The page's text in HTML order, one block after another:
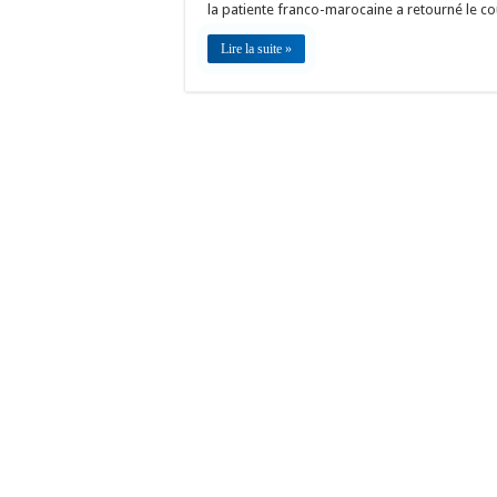
la patiente franco-marocaine a retourné le
Lire la suite »